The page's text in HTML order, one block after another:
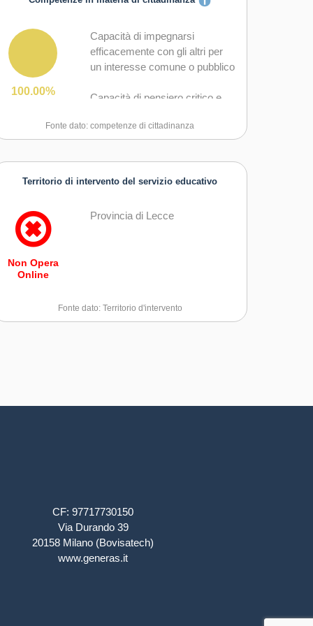
100.00%
Capacità di impegnarsi
efficacemente con gli altri per
un interesse comune o pubblico
Capacità di pensiero critico e
dei problemi
Fonte dato: competenze di cittadinanza
Territorio di intervento del servizio educativo
Non Opera
Online
Provincia di Lecce
Fonte dato: Territorio d'intervento
CF: 97717730150
Via Durando 39
20158 Milano (Bovisatech)
www.generas.it